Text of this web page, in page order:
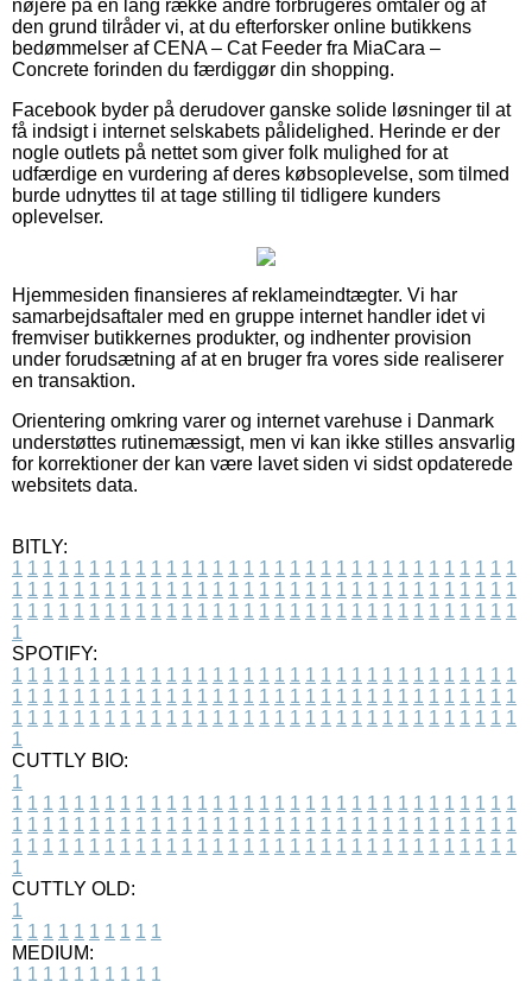
nøjere på en lang række andre forbrugeres omtaler og af
den grund tilråder vi, at du efterforsker online butikkens
bedømmelser af CENA – Cat Feeder fra MiaCara –
Concrete forinden du færdiggør din shopping.
Facebook byder på derudover ganske solide løsninger til at
få indsigt i internet selskabets pålidelighed. Herinde er der
nogle outlets på nettet som giver folk mulighed for at
udfærdige en vurdering af deres købsoplevelse, som tilmed
burde udnyttes til at tage stilling til tidligere kunders
oplevelser.
Hjemmesiden finansieres af reklameindtægter. Vi har
samarbejdsaftaler med en gruppe internet handler idet vi
fremviser butikkernes produkter, og indhenter provision
under forudsætning af at en bruger fra vores side realiserer
en transaktion.
Orientering omkring varer og internet varehuse i Danmark
understøttes rutinemæssigt, men vi kan ikke stilles ansvarlig
for korrektioner der kan være lavet siden vi sidst opdaterede
websitets data.
BITLY:
1 1 1 1 1 1 1 1 1 1 1 1 1 1 1 1 1 1 1 1 1 1 1 1 1 1 1 1 1 1 1 1 1
1 1 1 1 1 1 1 1 1 1 1 1 1 1 1 1 1 1 1 1 1 1 1 1 1 1 1 1 1 1 1 1 1
1 1 1 1 1 1 1 1 1 1 1 1 1 1 1 1 1 1 1 1 1 1 1 1 1 1 1 1 1 1 1 1 1
1
SPOTIFY:
1 1 1 1 1 1 1 1 1 1 1 1 1 1 1 1 1 1 1 1 1 1 1 1 1 1 1 1 1 1 1 1 1
1 1 1 1 1 1 1 1 1 1 1 1 1 1 1 1 1 1 1 1 1 1 1 1 1 1 1 1 1 1 1 1 1
1 1 1 1 1 1 1 1 1 1 1 1 1 1 1 1 1 1 1 1 1 1 1 1 1 1 1 1 1 1 1 1 1
1
CUTTLY BIO:
1
1 1 1 1 1 1 1 1 1 1 1 1 1 1 1 1 1 1 1 1 1 1 1 1 1 1 1 1 1 1 1 1 1
1 1 1 1 1 1 1 1 1 1 1 1 1 1 1 1 1 1 1 1 1 1 1 1 1 1 1 1 1 1 1 1 1
1 1 1 1 1 1 1 1 1 1 1 1 1 1 1 1 1 1 1 1 1 1 1 1 1 1 1 1 1 1 1 1 1
1
CUTTLY OLD:
1
1 1 1 1 1 1 1 1 1 1
MEDIUM:
1 1 1 1 1 1 1 1 1 1